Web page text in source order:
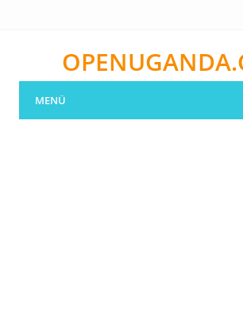
MENÜ